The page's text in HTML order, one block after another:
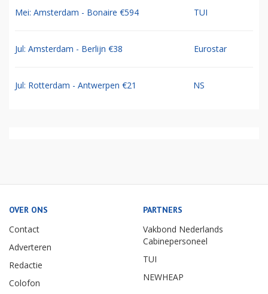
Mei: Amsterdam - Bonaire €594 TUI
Jul: Amsterdam - Berlijn €38 Eurostar
Jul: Rotterdam - Antwerpen €21 NS
OVER ONS
Contact
Adverteren
Redactie
Colofon
PARTNERS
Vakbond Nederlands
Cabinepersoneel
TUI
NEWHEAP